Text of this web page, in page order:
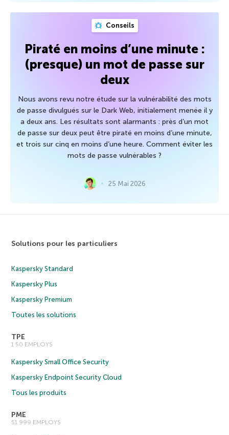
Conseils
Piraté en moins d’une minute :
(presque) un mot de passe sur
deux
Nous avons revu notre étude sur la vulnérabilité des mots
de passe divulgués sur le Dark Web, initialement menée il y
a deux ans. Les résultats sont alarmants : près d’un mot
de passe sur deux peut être piraté en moins d’une minute,
et trois sur cinq en moins d’une heure. Comment éviter les
mots de passe vulnérables ?
25 Mai 2026
Solutions pour les particuliers
Kaspersky Standard
Kaspersky Plus
Kaspersky Premium
Toutes les solutions
TPE
1 50 EMPLOYS
Kaspersky Small Office Security
Kaspersky Endpoint Security Cloud
Tous les produits
PME
51 999 EMPLOYS